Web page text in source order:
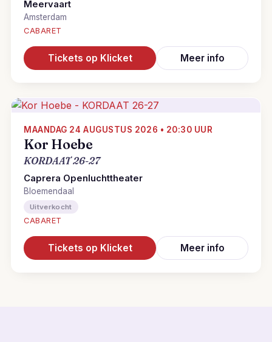
Meervaart
Amsterdam
CABARET
Tickets op Klicket Meer info
MAANDAG 24 AUGUSTUS 2026 • 20:30 UUR
Kor Hoebe
KORDAAT 26-27
Caprera Openluchttheater
Bloemendaal
Uitverkocht
CABARET
Tickets op Klicket Meer info